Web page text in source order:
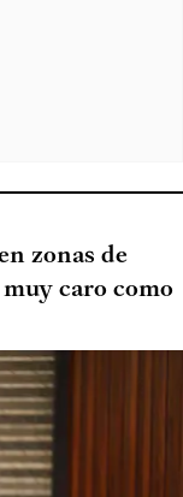
zonas de
caro como